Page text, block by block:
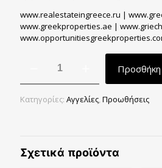
www.realestateingreece.ru |
www.greekproperties.ae |
5
ποσότητα
Προσθήκη
Κατηγορίες: Αγγελίες, Προωθήσεις
Σχετικά προϊόντα